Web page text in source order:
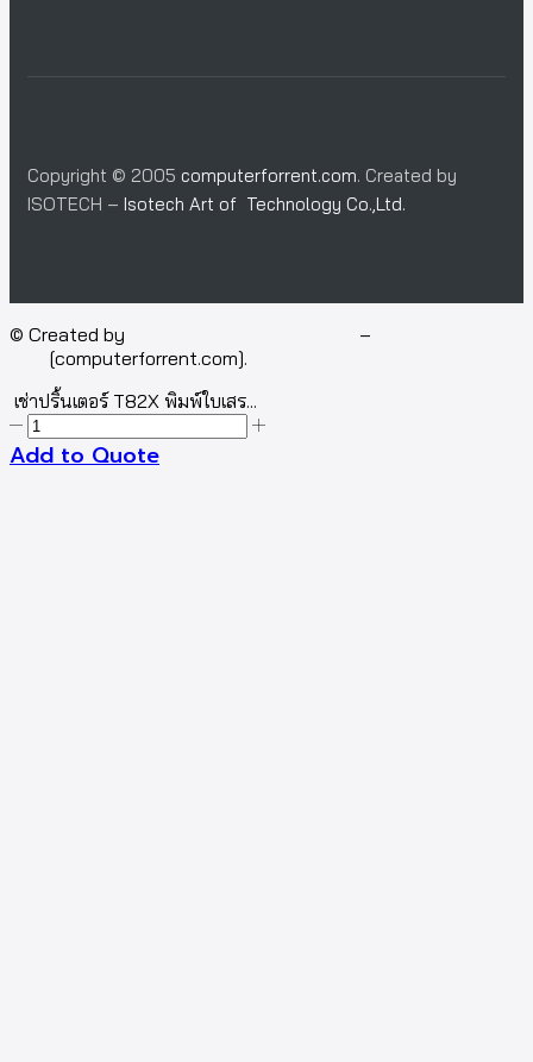
Copyright © 2005 computerforrent.com. Created by
ISOTECH – Isotech Art of Technology Co.,Ltd.
© Created by –
[computerforrent.com].
เช่าปริ้นเตอร์ T82X พิมพ์ใบเสร...
Add to Quote